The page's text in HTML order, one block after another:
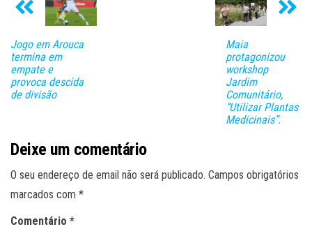
Jogo em Arouca
termina em
empate e
provoca descida
de divisão
Maia
protagonizou
workshop
Jardim
Comunitário,
“Utilizar Plantas
Medicinais”.
Deixe um comentário
O seu endereço de email não será publicado. Campos obrigatórios
marcados com *
Comentário *